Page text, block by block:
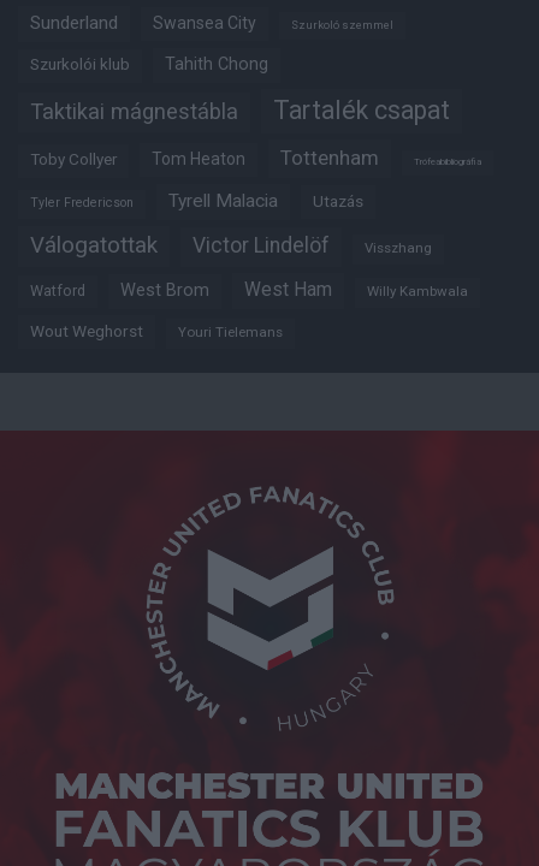
Sunderland Swansea City Szurkoló szemmel
Szurkolói klub Tahith Chong
Taktikai mágnestábla Tartalék csapat
Toby Collyer Tom Heaton Tottenham Trófeabibliográfia
Tyler Fredericson Tyrell Malacia Utazás
Válogatottak Victor Lindelöf Visszhang
Watford West Brom West Ham Willy Kambwala
Wout Weghorst Youri Tielemans